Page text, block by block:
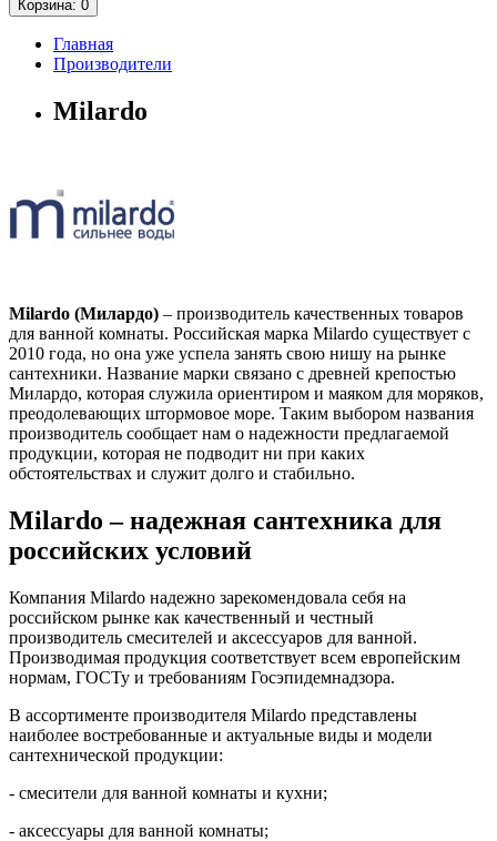
Корзина: 0
Главная
Производители
Milardo
Milardo (Милардо) – производитель качественных товаров
для ванной комнаты. Российская марка Milardo существует с
2010 года, но она уже успела занять свою нишу на рынке
сантехники. Название марки связано с древней крепостью
Милардо, которая служила ориентиром и маяком для моряков,
преодолевающих штормовое море. Таким выбором названия
производитель сообщает нам о надежности предлагаемой
продукции, которая не подводит ни при каких
обстоятельствах и служит долго и стабильно.
Milardo – надежная сантехника для
российских условий
Компания Milardo надежно зарекомендовала себя на
российском рынке как качественный и честный
производитель смесителей и аксессуаров для ванной.
Производимая продукция соответствует всем европейским
нормам, ГОСТу и требованиям Госэпидемнадзора.
В ассортименте производителя Milardo представлены
наиболее востребованные и актуальные виды и модели
сантехнической продукции:
- смесители для ванной комнаты и кухни;
- аксессуары для ванной комнаты;